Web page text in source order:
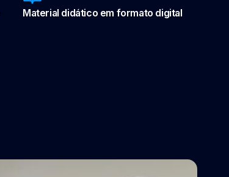
Material didático em formato digital